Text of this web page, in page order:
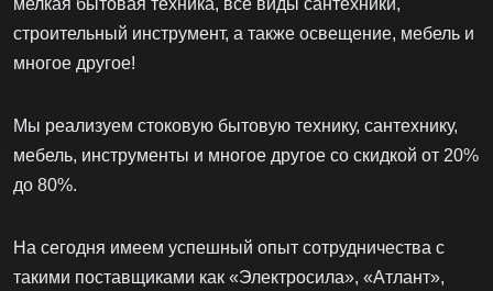
строительный инструмент, а также освещение, мебель и
многое другое!
Мы реализуем стоковую бытовую технику, сантехнику,
мебель, инструменты и многое другое со скидкой от 20%
до 80%.
На сегодня имеем успешный опыт сотрудничества с
такими поставщиками как «Электросила», «Атлант»,